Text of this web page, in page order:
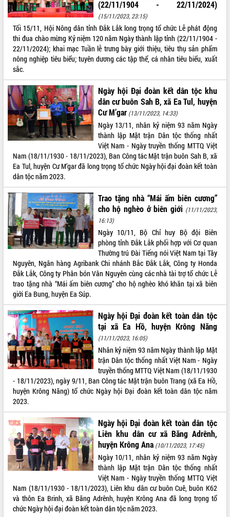
Khám bệnh, cấp phát thuốc miễn phí
và tặng quà người dân xã Cư Pui
Hội nghị UBND tỉnh Đắk Lắk thường kỳ
tháng 7/2026
Lễ truy tặng danh hiệu “Bà Mẹ Việt
Nam Anh hùng” và trao Huân chương
Lao động
UBND tỉnh Đắk Lắk triển khai nhiệm
vụ 6 tháng cuối năm 2026
tỉnh khóa XI quyết nghị nhiều nội dung
quan trọng
Bí thư Tỉnh ủy Lương Nguyễn Minh
Triết thăm, tặng quà người có công với
cách mạng
Rà soát, hoàn thiện hệ thống thiết chế
văn hóa, thể thao đáp ứng yêu cầu
phát triển mới
Thường trực HĐND tỉnh Đắk Lắk gặp
mặt Đoàn chuyên gia y tế TP. Hồ Chí
Minh
Lễ truy điệu và an táng hài cốt liệt sĩ
tại Nghĩa trang Liệt sĩ xã Sơn Hòa
Bàn giải pháp tháo gỡ khó khăn trong
xuất khẩu sầu riêng và triển khai quy
định EUDR
Thứ trưởng Bộ Nông nghiệp và Môi
trường Nguyễn Hoàng Hiệp khảo sát
vùng trồng và doanh nghiệp đóng gói
sầu riêng tại Đắk Lắk
Trình diễn nghệ thuật chế biến các
món ăn từ sầu riêng
Đắk Lắk công bố Quy hoạch và xúc
tiến đầu tư tỉnh
Ngành cá ngừ Đắk Lắk chủ động thích
ứng để giữ vững thị trường xuất khẩu
Diễn đàn Kinh tế tư nhân Việt Nam đột
phá cơ chế - Hợp tác công tư
Đề án 06 tạo bước ngoặt đột phá trong
cải cách hành chính tỉnh Đắk Lắk
Kết nối tour, đẩy mạnh chuyển đổi số
để phát triển du lịch Đắk Lắk
ALBUM ẢNH
LIÊN KẾT WEB
THỐNG KÊ TRUY CẬP
Hôm nay:
23143
Tất cả: 66068466
(22/11/1904 - 22/11/2024)
(15/11/2023, 23:15)
Tối 15/11, Hội Nông dân tỉnh Đắk Lắk long trọng tổ chức Lễ phát động
thi đua chào mừng Kỷ niệm 120 năm Ngày thành lập tỉnh (22/11/1904 -
22/11/2024); khai mạc Tuần lễ trưng bày giới thiệu, tiêu thụ sản phẩm
nông nghiệp tiêu biểu; tuyên dương các tập thể, cá nhân tiêu biểu, xuất
sắc.
Ngày hội Đại đoàn kết dân tộc khu
dân cư buôn Sah B, xã Ea Tul, huyện
Cư M’gar (13/11/2023, 14:33)
Ngày 13/11, nhân kỷ niệm 93 năm Ngày
thành lập Mặt trận Dân tộc thống nhất
Việt Nam - Ngày truyền thống MTTQ Việt
Nam (18/11/1930 - 18/11/2023), Ban Công tác Mặt trận buôn Sah B, xã
Ea Tul, huyện Cư M’gar đã long trọng tổ chức Ngày hội đại đoàn kết toàn
dân tộc năm 2023.
Trao tặng nhà “Mái ấm biên cương”
cho hộ nghèo ở biên giới (11/11/2023,
16:13)
Ngày 10/11, Bộ Chỉ huy Bộ đội Biên
phòng tỉnh Đắk Lắk phối hợp với Cơ quan
Thường trú Đài Tiếng nói Việt Nam tại Tây
Nguyên, Ngân hàng Agribank Chi nhánh Bắc Đắk Lắk, Công ty Honda
Đắk Lắk, Công ty Phân bón Vân Nguyên cùng các nhà tài trợ tổ chức Lễ
trao tặng nhà “Mái ấm biên cương” cho hộ nghèo khó khăn tại xã biên
giới Ea Bung, huyện Ea Súp.
Ngày hội Đại đoàn kết toàn dân tộc
tại xã Ea Hồ, huyện Krông Năng
(11/11/2023, 16:05)
Nhân kỷ niệm 93 năm Ngày thành lập Mặt
trận Dân tộc thống nhất Việt Nam - Ngày
truyền thống MTTQ Việt Nam (18/11/1930
- 18/11/2023), ngày 9/11, Ban Công tác Mặt trận buôn Trang (xã Ea Hồ,
huyện Krông Năng) tổ chức Ngày hội Đại đoàn kết toàn dân tộc năm
2023.
Ngày hội Đại đoàn kết toàn dân tộc
Liên khu dân cư xã Băng Adrênh,
huyện Krông Ana (10/11/2023, 17:45)
Ngày 10/11, nhân kỷ niệm 93 năm Ngày
thành lập Mặt trận Dân tộc thống nhất
Việt Nam - Ngày truyền thống MTTQ Việt
Nam (18/11/1930 - 18/11/2023), Liên khu dân cư buôn Cuê, buôn K62
và thôn Ea Brinh, xã Băng Adrênh, huyện Krông Ana đã long trọng tổ
chức Ngày hội đại đoàn kết toàn dân tộc năm 2023.